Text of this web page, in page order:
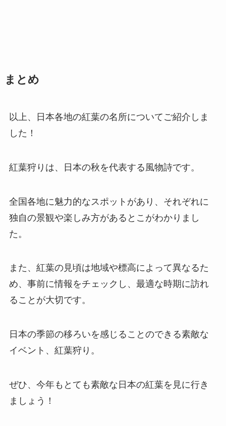
まとめ
以上、日本各地の紅葉の名所についてご紹介しま
した！
紅葉狩りは、日本の秋を代表する風物詩です。
全国各地に魅力的なスポットがあり、それぞれに
独自の景観や楽しみ方があるとこがわかりまし
た。
また、紅葉の見頃は地域や標高によって異なるた
め、事前に情報をチェックし、最適な時期に訪れ
ることが大切です。
日本の季節の移ろいを感じることのできる素敵な
イベント、紅葉狩り。
ぜひ、今年もとても素敵な日本の紅葉を見に行き
ましょう！